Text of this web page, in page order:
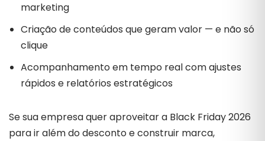
marketing
Criação de conteúdos que geram valor — e não só
clique
Acompanhamento em tempo real com ajustes
rápidos e relatórios estratégicos
Se sua empresa quer aproveitar a Black Friday 2026
para ir além do desconto e construir marca,